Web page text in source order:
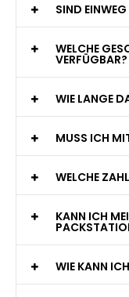
SIND
WELCHE
VERFÜGBAR?
WIE LANGE
MUSS ICH
WELCHE
KANN ICH
WIE KANN